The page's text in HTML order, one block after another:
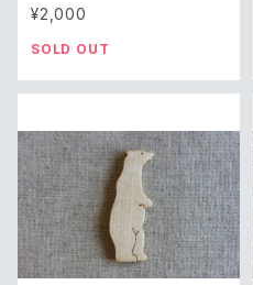
¥2,000
SOLD OUT